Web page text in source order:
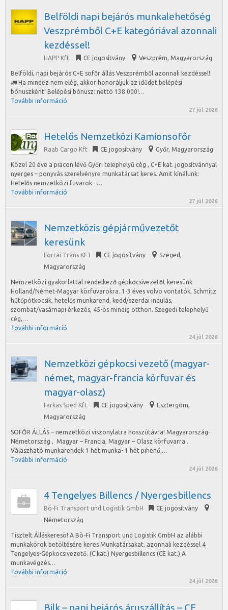
Belföldi napi bejárós munkalehetőség
Veszprémből C+E kategóriával azonnali
kezdéssel!
HAPP Kft. CE jogosítvány Veszprém, Magyarország
Belföldi, napi bejárós C+E sofőr állás Veszprémből azonnali kezdéssel!
🚛 Ha mindez nem elég, akkor honoráljuk az idődet belépési
bónuszként! Belépési bónusz: nettó 138 000!…
További információ
27 júl 2026
Hetelős Nemzetközi Kamionsofőr
Raab Cargo Kft CE jogosítvány Győr, Magyarország
Közel 20 éve a piacon lévő Győri telephelyű cég , C+E kat. jogosítvánnyal
nyerges – ponyvás szerelvényre munkatársat keres. Amit kínálunk:
Hetelős nemzetközi fuvarok –…
További információ
27 júl 2026
Nemzetközis gépjárművezetőt
keresünk
Forrai Trans KFT CE jogosítvány Szeged,
Magyarország
Nemzetközi gyakorlattal rendelkező gépkocsivezetőt keresünk
Holland/Német-Magyar körfuvarokra. 1-3 éves volvo vontatók, Schmitz
hűtőpótkocsik, hetelős munkarend, kedd/szerdai indulás,
szombat/vasárnapi érkezés, 45-ös mindig otthon. Szegedi telephelyű
cég,…
További információ
24 júl 2026
Nemzetközi gépkocsi vezető (magyar-
német, magyar-francia körfuvar és
magyar-olasz)
Farkas Sped Kft. CE jogosítvány Esztergom,
Magyarország
SOFŐR ÁLLÁS – nemzetközi viszonylatra hosszútávra! Magyarország-
Németország , Magyar – Francia, Magyar – Olasz körfuvarra .
Válaszható munkarendek 1 hét munka- 1 hét pihenő,…
További információ
24 júl 2026
4 Tengelyes Billencs / Nyergesbillencs
Bö-Fi Transport und Logistik GmbH
CE jogosítvány
Németország
Tisztelt Álláskeresö! A Bö-Fi Transport und Logistik GmbH az alábbi
munkakörök betöltésére keres Munkatársakat, azonnali kezdéssel 4
Tengelyes-Gépkocsivezető. (C kat.) Nyergesbillencs (CE kat.) A
munkavégzés…
További információ
24 júl 2026
Bilk – napi bejárós áruszállítás – CE